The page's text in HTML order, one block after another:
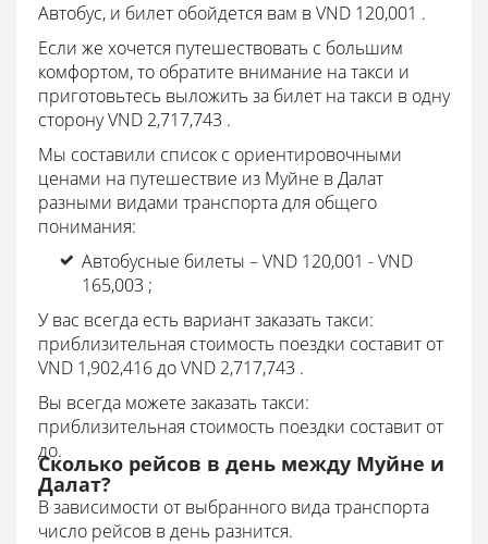
Автобус, и билет обойдется вам в VND 120,001 .
Если же хочется путешествовать с большим
комфортом, то обратите внимание на такси и
приготовьтесь выложить за билет на такси в одну
сторону VND 2,717,743 .
Мы составили список с ориентировочными
ценами на путешествие из Муйне в Далат
разными видами транспорта для общего
понимания:
Автобусные билеты – VND 120,001 - VND
165,003 ;
У вас всегда есть вариант заказать такси:
приблизительная стоимость поездки составит от
VND 1,902,416 до VND 2,717,743 .
Вы всегда можете заказать такси:
приблизительная стоимость поездки составит от
до.
Сколько рейсов в день между Муйне и
Далат?
В зависимости от выбранного вида транспорта
число рейсов в день разнится.